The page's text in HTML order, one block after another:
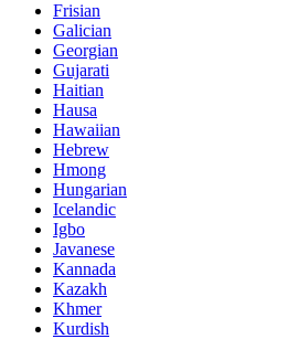
Frisian
Galician
Georgian
Gujarati
Haitian
Hausa
Hawaiian
Hebrew
Hmong
Hungarian
Icelandic
Igbo
Javanese
Kannada
Kazakh
Khmer
Kurdish